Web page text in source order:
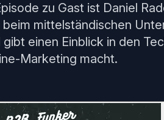
zu Gast ist Daniel
mittelständischen
gibt einen Einblick in den
Marketing macht.